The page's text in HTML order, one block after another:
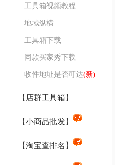
工具箱视频教程
地域纵横
工具箱下载
同款买家秀下载
收件地址是否可达(新)
【店群工具箱】
【小商品批发】
【淘宝查排名】